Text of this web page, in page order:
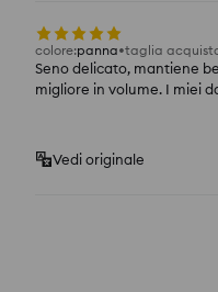
colore:panna taglia
Seno delicato, mantiene
migliore in volume. I miei
Vedi originale